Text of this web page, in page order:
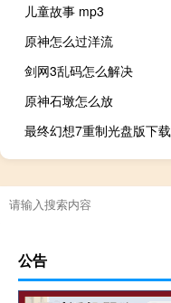
儿童故事 mp3
原神怎么过洋流
剑网3乱码怎么解决
原神石墩怎么放
最终幻想7重制光盘版下载
公告